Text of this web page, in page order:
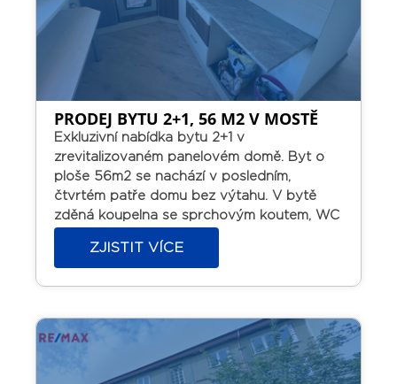
PRODEJ BYTU 2+1, 56 M2 V MOSTĚ
Exkluzivní nabídka bytu 2+1 v
zrevitalizovaném panelovém domě. Byt o
ploše 56m2 se nachází v posledním,
čtvrtém patře domu bez výtahu. V bytě
zděná koupelna se sprchovým koutem, WC
samostatně. Pěkná kuchyňská linka.
Plastová okna.
Osobní vlastnictví s
možností financování hypotékou. Vhodný
vybavenost.
ZJISTIT VÍCE